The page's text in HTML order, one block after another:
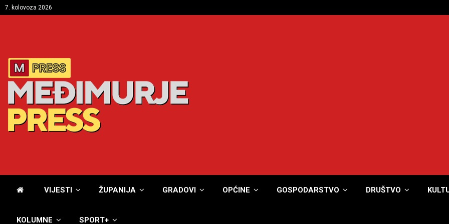
7. kolovoza 2026
VIJESTI ŽUPANIJA GRADOVI OPĆINE GOSPODARSTVO DRUŠTVO
KOLUMNE SPORT+